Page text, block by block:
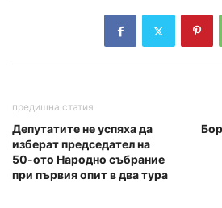
предишна статия
Депутатите не успяха да
изберат председател на
50-ото Народно събрание
при първия опит в два тура